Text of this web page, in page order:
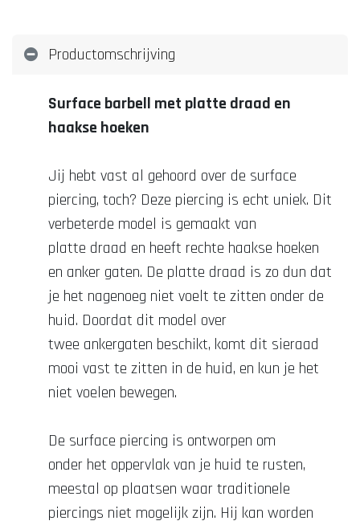
Productomschrijving
Surface barbell met platte draad en
haakse hoeken
Jij hebt vast al gehoord over de surface
piercing, toch? Deze piercing is echt uniek. Dit
verbeterde model is gemaakt van
platte draad en heeft rechte haakse hoeken
en anker gaten. De platte draad is zo dun dat
je het nagenoeg niet voelt te zitten onder de
huid. Doordat dit model over
twee ankergaten beschikt, komt dit sieraad
mooi vast te zitten in de huid, en kun je het
niet voelen bewegen.
De surface piercing is ontworpen om
onder het oppervlak van je huid te rusten,
meestal op plaatsen waar traditionele
piercings niet mogelijk zijn. Hij kan worden